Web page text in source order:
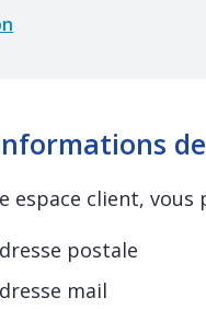
espace client, vous
postale
mail